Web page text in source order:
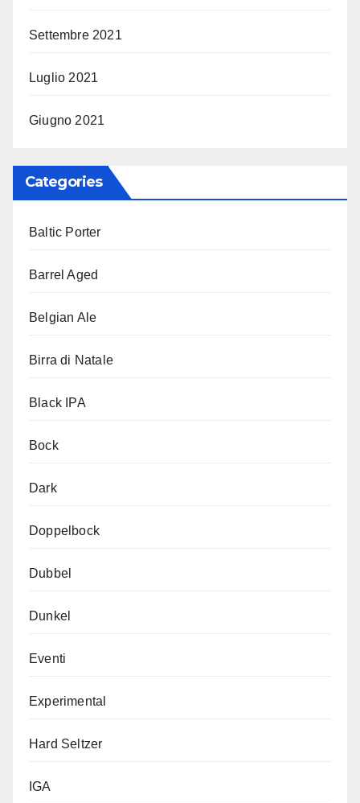
Settembre 2021
Luglio 2021
Giugno 2021
Categories
Baltic Porter
Barrel Aged
Belgian Ale
Birra di Natale
Black IPA
Bock
Dark
Doppelbock
Dubbel
Dunkel
Eventi
Experimental
Hard Seltzer
IGA